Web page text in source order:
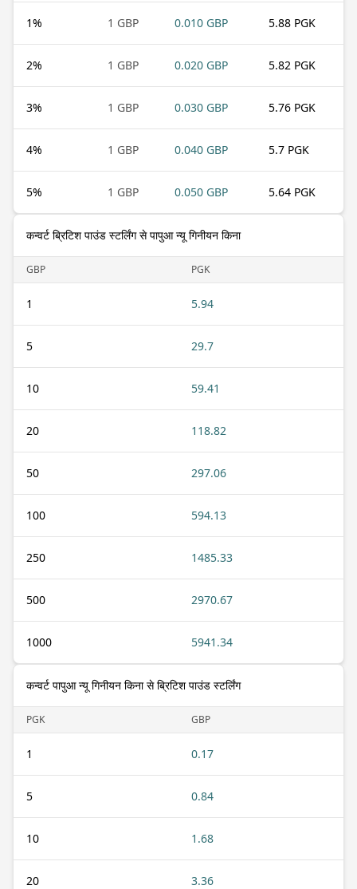
1% 1 GBP 0.010 GBP 5.88 PGK
2% 1 GBP 0.020 GBP 5.82 PGK
3% 1 GBP 0.030 GBP 5.76 PGK
4% 1 GBP 0.040 GBP 5.7 PGK
5% 1 GBP 0.050 GBP 5.64 PGK
कन्वर्ट ब्रिटिश पाउंड स्टर्लिंग से पापुआ न्यू गिनीयन किना
GBP PGK
1 5.94
5 29.7
10 59.41
20 118.82
50 297.06
100 594.13
250 1485.33
500 2970.67
1000 5941.34
कन्वर्ट पापुआ न्यू गिनीयन किना से ब्रिटिश पाउंड स्टर्लिंग
PGK GBP
1 0.17
5 0.84
10 1.68
20 3.36